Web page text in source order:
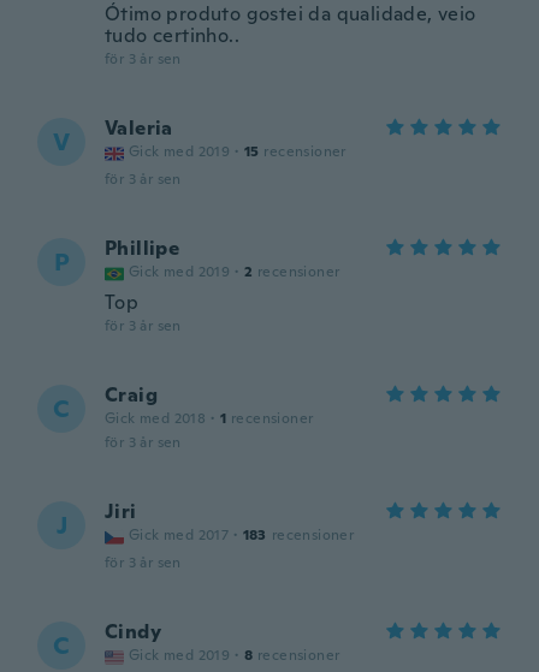
Ótimo produto gostei da qualidade, veio
tudo certinho..
för 3 år sen
V Valeria
Gick med 2019 · 15 recensioner
för 3 år sen
P Phillipe
Gick med 2019 · 2 recensioner
Top
för 3 år sen
C Craig
Gick med 2018 · 1 recensioner
för 3 år sen
J Jiri
Gick med 2017 · 183 recensioner
för 3 år sen
C Cindy
Gick med 2019 · 8 recensioner